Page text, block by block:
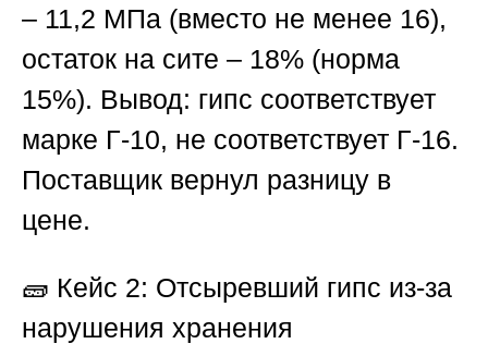
– 11,2 МПа (вместо не менее 16),
остаток на сите – 18% (норма
15%). Вывод: гипс соответствует
марке Г-10, не соответствует Г-16.
Поставщик вернул разницу в
цене.
🧱 Кейс 2: Отсыревший гипс из-за
нарушения хранения